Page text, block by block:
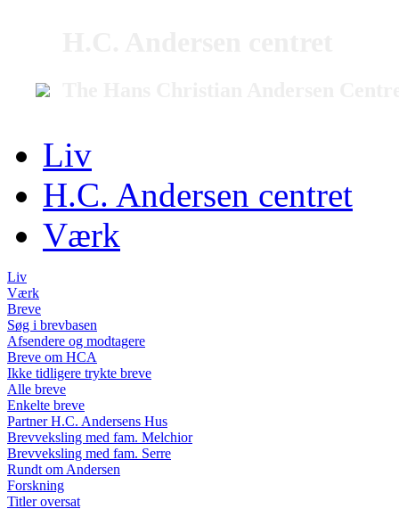
Liv
H.C. Andersen centret
Værk
Liv
Værk
Breve
Søg i brevbasen
Afsendere og modtagere
Breve om HCA
Ikke tidligere trykte breve
Alle breve
Enkelte breve
Partner H.C. Andersens Hus
Brevveksling med fam. Melchior
Brevveksling med fam. Serre
Rundt om Andersen
Forskning
Titler oversat